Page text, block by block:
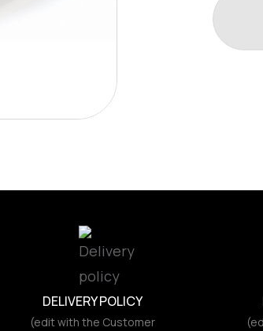
DELIVERY POLICY
(edit with the Customer